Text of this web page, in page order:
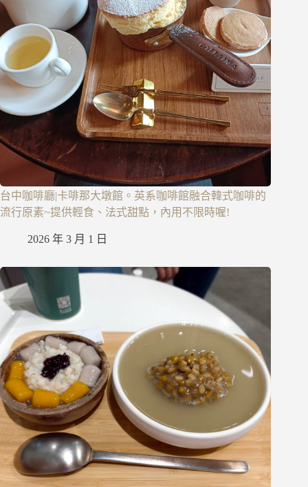
台中咖啡廳|卡啡那大墩館。英系咖啡館融合韓式咖啡的
流行原素~提供輕食、法式甜點，內用不限時喔!
2026 年 3 月 1 日